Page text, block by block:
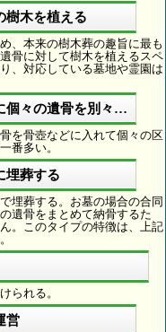
樹木を植える
、本来の樹木葬の趣旨に最も
骨に対して樹木を植えるスペ
、対応している墓地や霊園は
個々の遺骨を別々に埋葬
を骨壺などに入れて個々の区
番多い。
埋葬する
埋葬する。お墓の場合の合同
遺骨をまとめて納骨するた
。このタイプの特徴は、上記
られる。
営